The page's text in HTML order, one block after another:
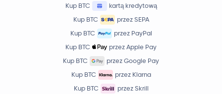
Kup BTC
kartą kredytową
Kup BTC
przez SEPA
Kup BTC
przez PayPal
Kup BTC
przez Apple Pay
Kup BTC
przez Google Pay
Kup BTC
przez Klarna
Kup BTC
przez Skrill